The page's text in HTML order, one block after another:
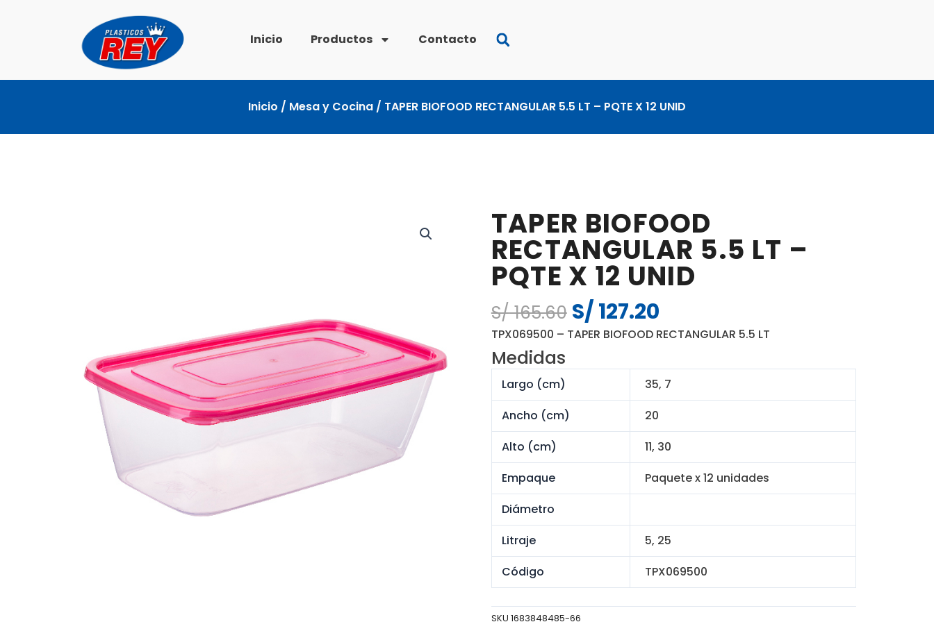
Inicio Productos Contacto
Inicio / Mesa y Cocina / TAPER BIOFOOD RECTANGULAR 5.5 LT – PQTE X 12 UNID
TAPER BIOFOOD
RECTANGULAR 5.5 LT –
PQTE X 12 UNID
S/165.60 El
precio
era:
S/ 165.60.
S/127.20El
precio
es:
S/ 127.20.
TPX069500 – TAPER BIOFOOD RECTANGULAR 5.5 LT
Medidas
Largo (cm)
35, 7
Ancho (cm)
20
Alto (cm)
11, 30
Empaque
Paquete x 12 unidades
Diámetro
Litraje
5, 25
Código
TPX069500
SKU 1683848485-66